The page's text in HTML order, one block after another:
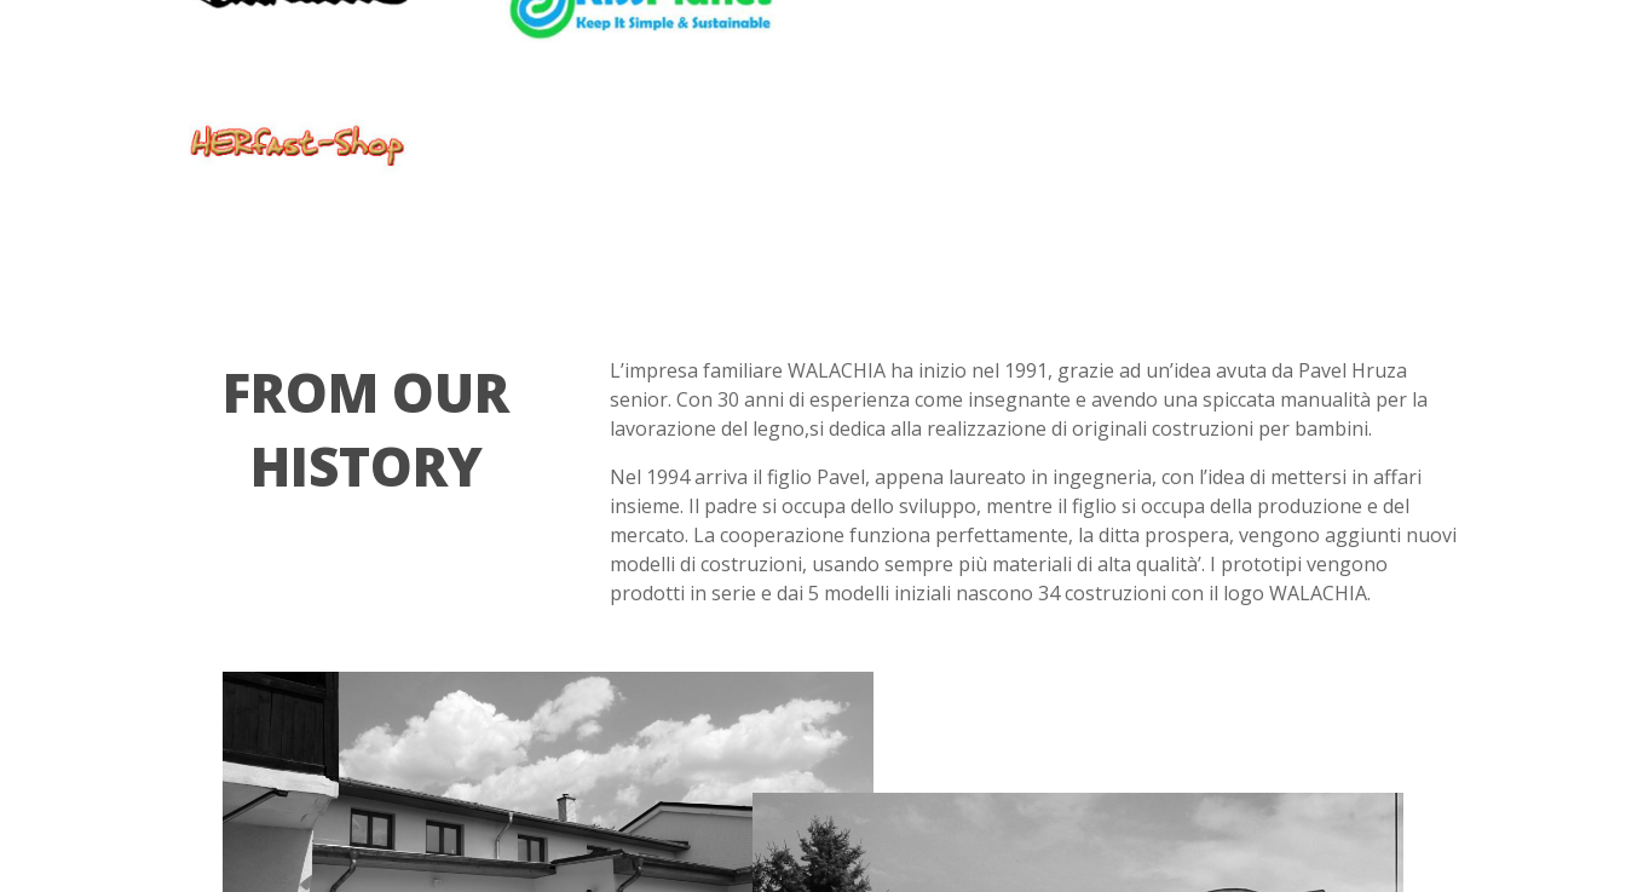
FROM OUR
HISTORY
L’impresa familiare WALACHIA ha inizio nel 1991, grazie ad un’idea avuta da Pavel Hruza
senior. Con 30 anni di esperienza come insegnante e avendo una spiccata manualità per la
lavorazione del legno,si dedica alla realizzazione di originali costruzioni per bambini.
Nel 1994 arriva il figlio Pavel, appena laureato in ingegneria, con l’idea di mettersi in affari
insieme. Il padre si occupa dello sviluppo, mentre il figlio si occupa della produzione e del
mercato. La cooperazione funziona perfettamente, la ditta prospera, vengono aggiunti nuovi
modelli di costruzioni, usando sempre più materiali di alta qualità’. I prototipi vengono
prodotti in serie e dai 5 modelli iniziali nascono 34 costruzioni con il logo WALACHIA.